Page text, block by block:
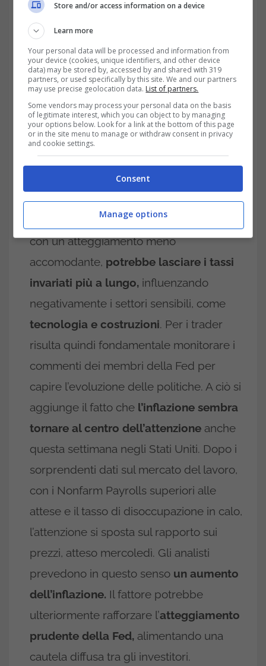
Come interpretare l’apertura positiva: una guida per il
Valutazione della politica Fed
con un atteggiamento meno
accomodante, potrebbe lasciare i tassi
invariati più a lungo, influenzando
negativamente i settori sensibili, come
tecnologia e costruzioni. Per i trader
risulta quindi fondamentale monitorare i
commenti dei membri della Fed per
capire l’evoluzione delle politiche. A ciò si
aggiunge il fatto che l’inflazione sembra
tornare al centro dell’attenzione anche
questa settimana negli Stati Uniti. Dopo i
sorprendenti dati sul mercato del lavoro,
con i Nonfarm Payrolls superiori alle
attese e il tasso di disoccupazione in calo,
l’attenzione si sposta sul rapporto sui
prezzi, atteso mercoledì. Gli analisti
prevedono in questo senso un aumento
dell’inflazione. Il fattore potrebbe
ulteriormente rafforzare l’atteggiamento
prudente della Fed, alimentando una
cautela diffusa tra gli investitori.
Store and/or access information on a device
Learn more
Your personal data will be processed and information from
your device (cookies, unique identifiers, and other device
data) may be stored by, accessed by and shared with 319
partners, or used specifically by this site. We and our partners
may use precise geolocation data. List of partners.
Some vendors may process your personal data on the basis
of legitimate interest, which you can object to by managing
your options below. Look for a link at the bottom of this page
or in the site menu to manage or withdraw consent in privacy
and cookie settings.
Consent
Manage options